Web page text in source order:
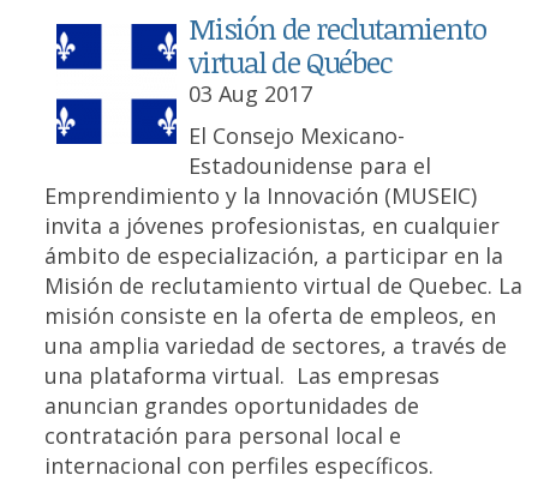
Misión de reclutamiento
virtual de Québec
03 Aug 2017
El Consejo Mexicano-
Estadounidense para el
Emprendimiento y la Innovación (MUSEIC)
invita a jóvenes profesionistas, en cualquier
ámbito de especialización, a participar en la
Misión de reclutamiento virtual de Quebec. La
misión consiste en la oferta de empleos, en
una amplia variedad de sectores, a través de
una plataforma virtual. Las empresas
anuncian grandes oportunidades de
contratación para personal local e
internacional con perfiles específicos.